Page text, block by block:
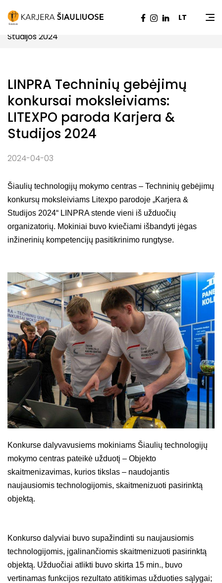
LT
Pradžia |Naujienos |LINPRA Techninių gebėjimų
konkursai moksleiviams: LITEXPO paroda Karjera &
Studijos 2024
LINPRA Techninių gebėjimų
konkursai moksleiviams:
LITEXPO paroda Karjera &
Studijos 2024
2024-04-03
Šiaulių technologijų mokymo centras – Techninių gebėjimų
konkursų moksleiviams Litexpo parodoje „Karjera &
Studijos 2024“ LINPRA stende vieni iš užduočių
organizatorių. Mokiniai buvo kviečiami išbandyti jėgas
inžinerinių kompetencijų pasitikrinimo rungtyse.
Konkurse dalyvavusiems mokiniams Šiaulių technologijų
mokymo centras pateikė užduotį – Objekto
skaitmenizavimas, kurios tikslas – naudojantis
naujausiomis technologijomis, skaitmenizuoti pasirinktą
objektą.
Konkurso dalyviai buvo supažindinti su naujausiomis
technologijomis, įgalinančiomis skaitmenizuoti pasirinktą
objektą. Užduočiai atlikti buvo skirta 15 min., buvo
vertinamas funkcijos rezultato atitikimas užduoties sąlygai;